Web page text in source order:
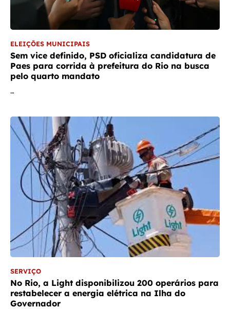
ELEIÇÕES MUNICIPAIS
Sem vice definido, PSD oficializa candidatura de
Paes para corrida à prefeitura do Rio na busca
pelo quarto mandato
…
SERVIÇO
No Rio, a Light disponibilizou 200 operários para
restabelecer a energia elétrica na Ilha do
Governador